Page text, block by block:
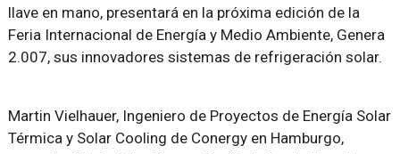
llave en mano, presentará en la próxima edición de la
Feria Internacional de Energía y Medio Ambiente, Genera
2.007, sus innovadores sistemas de refrigeración solar.
Martin Vielhauer, Ingeniero de Proyectos de Energía Solar
Térmica y Solar Cooling de Conergy en Hamburgo,